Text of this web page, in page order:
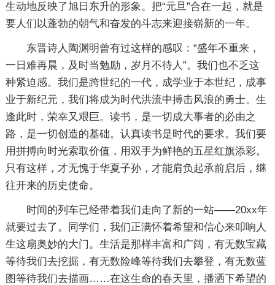
生动地反映了旭日东升的形象。把“元旦”合在一起，就是
要人们以蓬勃的朝气和奋发的斗志来迎接崭新的一年。
东晋诗人陶渊明曾有过这样的感叹：“盛年不重来，
一日难再晨，及时当勉励，岁月不待人”。我们也不乏这
种紧迫感。我们是跨世纪的一代，成学业于本世纪，成事
业于新纪元，我们将成为时代洪流中搏击风浪的勇士。生
逢此时，荣幸又艰巨。读书，是一切成大事者的必由之
路，是一切创造的基础。认真读书是时代的要求。我们要
用拼搏向时光索取价值，用双手为鲜艳的五星红旗添彩。
只有这样，才无愧于华夏子孙，才能肩负起承前启后，继
往开来的历史使命。
时间的列车已经带着我们走向了新的一站——20xx年
就要过去了。同学们，我们正满怀着希望和信心来叩响人
生这扇奥妙的大门。生活是那样丰富和广阔，有无数宝藏
等待我们去挖掘，有无数险峰等待我们去攀登，有无数蓝
图等待我们去描画……在这生命的春天里，播洒下希望的